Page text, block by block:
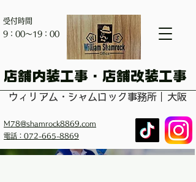
受付時間
​9：00～19：00
​店舗内装工事・店舗改装工事
ウィリアム・シャムロック事務所｜大阪
M78@shamrock8869.com
電話：072-665-8869